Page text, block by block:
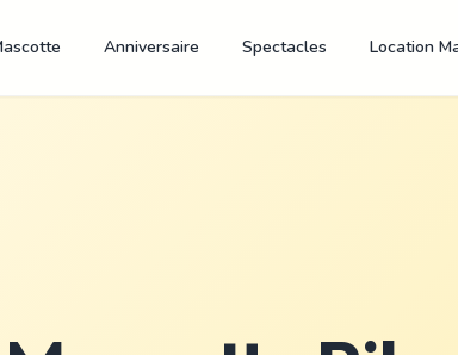
Anniversaire Spectacles Location